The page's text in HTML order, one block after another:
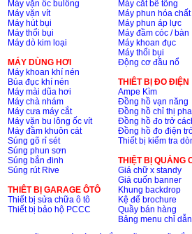
Máy vặn ốc bulông
Máy vặn vít
Máy hút bụi
Máy thổi bụi
Máy dò kim loại
MÁY DÙNG HƠI
Máy khoan khí nén
Búa đục khí nén
Máy mài dũa hơi
Máy chà nhám
Máy cưa máy cắt
Máy vặn bu lông ốc vít
Máy đầm khuôn cát
Súng gõ rỉ sét
Súng phun sơn
Súng bắn đinh
Súng rút Rive
THIÊT BỊ GARAGE ÔTÔ
Thiết bị sửa chữa ô tô
Thiết bị bảo hộ PCCC
Máy cắt bê tông
Máy phun hóa chất
Máy phun áp lực
Máy đầm cóc / bàn
Máy khoan đục
Máy thổi bụi
Động cơ đầu nổ
THIÊT BỊ ĐO ĐIỆN
Ampe Kìm
Đồng hồ vạn năng
Đồng hồ chỉ thị pha
Đồng hồ đo trở
Đồng hồ đo điện
Thiết bị kiểm tra
THIỆT BỊ QUẢNG
Giá chữ x standy
Giá cuốn banner
Khung backdrop
Kệ để brochure
Quầy bán hàng
Bảng menu chỉ dẫn